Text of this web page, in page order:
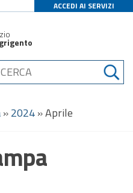
ACCEDI AI SERVIZI
»2024»Aprile